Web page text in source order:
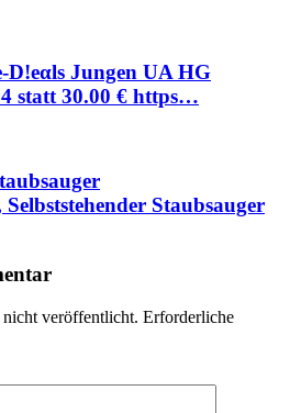
Jungen UA HG
statt 30.00 € https…
Staubsauger
veröffentlicht. Erforderliche